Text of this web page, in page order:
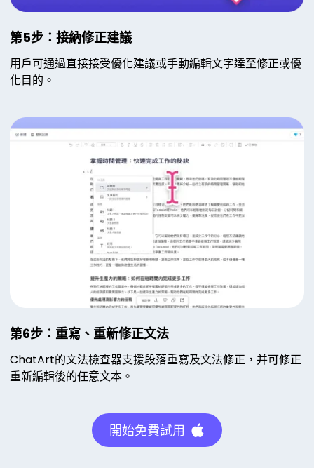
第5步：接納修正建議
用戶可通過直接接受優化建議或手動編輯文字達至修正或優
化目的。
第6步：重寫、重新修正文法
ChatArt的文法檢查器支援段落重寫及文法修正，并可修正
重新編輯後的任意文本。
開始免費試用